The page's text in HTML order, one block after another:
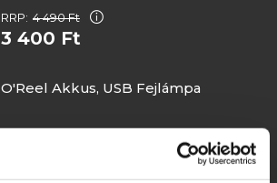
RRP: 4 490 Ft
3 400 Ft
O'Reel Akkus, USB Fejlámpa